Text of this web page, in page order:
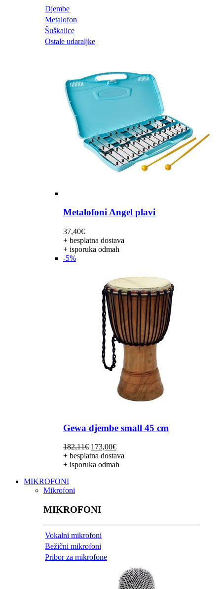
Djembe
Metalofon
Šuškalice
Ostale udaraljke
Metalofoni Angel plavi
37,40€
+ besplatna dostava
+ isporuka odmah
-5%
Gewa djembe small 45 cm
182,11€ Izvorna
cijena
bila
173,00€Trenutna
cijena
je:
+ besplatna dostava
+ isporuka odmah
MIKROFONI
Mikrofoni
MIKROFONI
Vokalni mikrofoni
Bežični mikrofoni
Pribor za mikrofone